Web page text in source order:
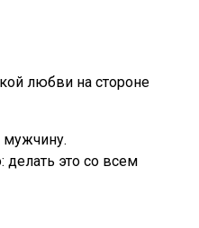
любви на стороне
мужчину.
делать это со всем